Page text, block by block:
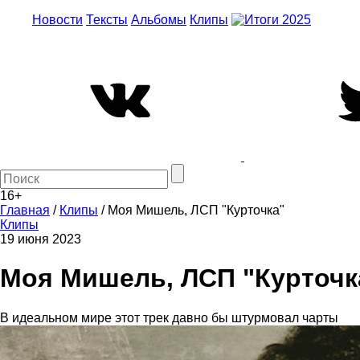
Новости Тексты Альбомы Клипы
16+
Главная / Клипы / Моя Мишель, ЛСП "Курточка"
Клипы
19 июня 2023
Моя Мишель, ЛСП
В идеальном мире этот трек давно бы штурмовал чарты